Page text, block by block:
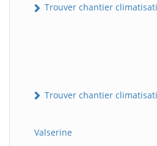
Trouver chantier
Trouver chantier
Valserine